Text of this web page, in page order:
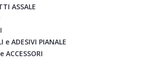
ASSALE
e ADESIVI PIANALE
ACCESSORI